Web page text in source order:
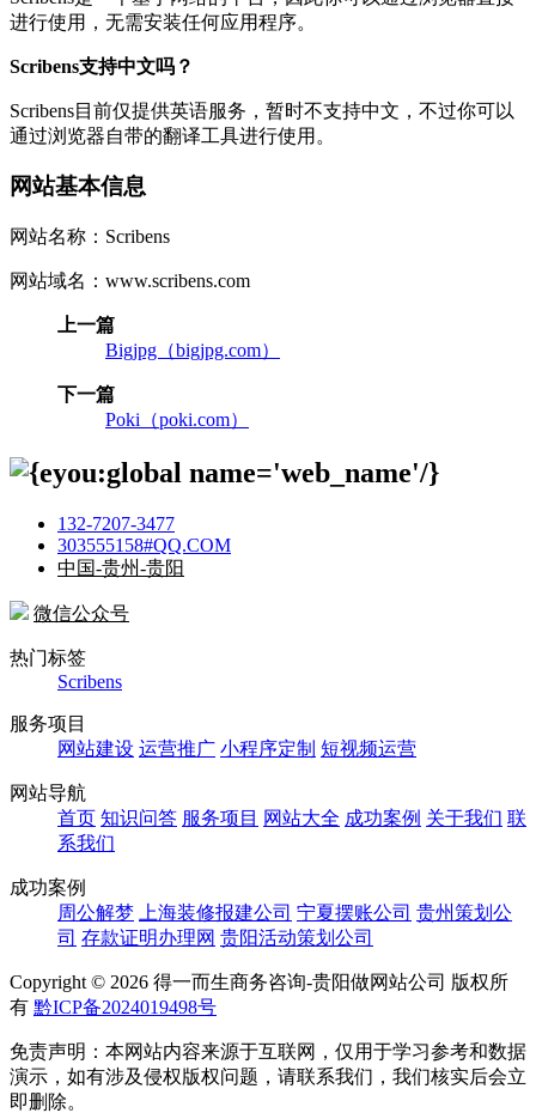
进行使用，无需安装任何应用程序。
Scribens支持中文吗？
Scribens目前仅提供英语服务，暂时不支持中文，不过你可以
通过浏览器自带的翻译工具进行使用。
网站基本信息
网站名称：Scribens
网站域名：www.scribens.com
上一篇
Bigjpg（bigjpg.com）
下一篇
Poki（poki.com）
132-7207-3477
303555158#QQ.COM
中国-贵州-贵阳
微信公众号
热门标签
Scribens
服务项目
网站建设 运营推广 小程序定制 短视频运营
网站导航
首页 知识问答 服务项目 网站大全 成功案例 关于我们 联
系我们
成功案例
周公解梦
上海装修报建公司 宁夏摆账公司 贵州策划公
司 存款证明办理网 贵阳活动策划公司
Copyright © 2026 得一而生商务咨询-贵阳做网站公司 版权所
有 黔ICP备2024019498号
免责声明：本网站内容来源于互联网，仅用于学习参考和数据
演示，如有涉及侵权版权问题，请联系我们，我们核实后会立
即删除。